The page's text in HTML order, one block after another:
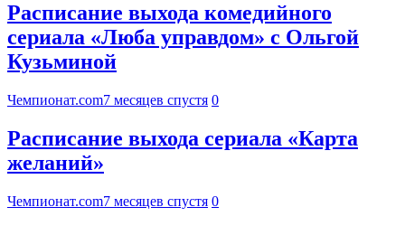
Расписание выхода комедийного
сериала «Люба управдом» с Ольгой
Кузьминой
Чемпионат.com7 месяцев спустя 0
Расписание выхода сериала «Карта
желаний»
Чемпионат.com7 месяцев спустя 0